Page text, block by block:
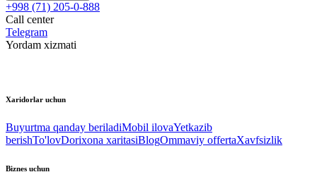
+998 (71) 205-0-888
Call center
Telegram
Yordam xizmati
Xaridorlar uchun
Buyurtma qanday beriladiMobil ilovaYetkazib
berishTo'lovDorixona xaritasiBlogOmmaviy offertaXavfsizlik
Biznes uchun